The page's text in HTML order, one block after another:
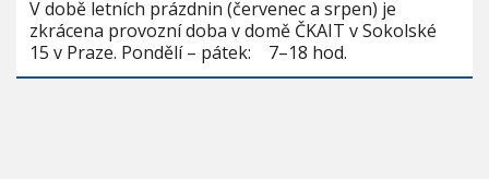
V době letních prázdnin (červenec a srpen) je
zkrácena provozní doba v domě ČKAIT v Sokolské
15 v Praze. Pondělí – pátek: 7–18 hod.